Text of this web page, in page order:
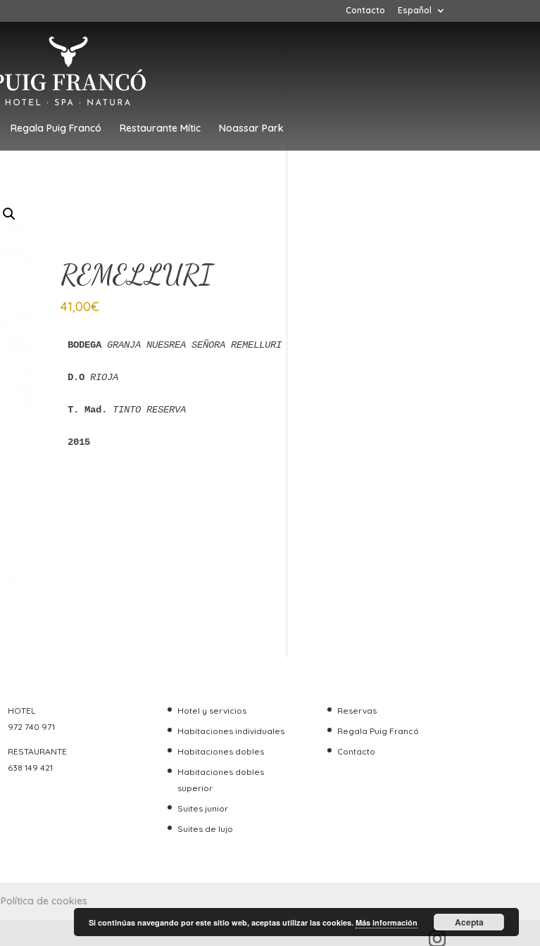
Contacto Español
Regala Puig Francó Restaurante Mític Noassar Park
REMELLURI
41,00€
BODEGA GRANJA NUESREA SEÑORA REMELLURI
D.O RIOJA
T. Mad. TINTO RESERVA
2015
HOTEL
972 740 971
RESTAURANTE
638 149 421
Hotel y servicios
Habitaciones individuales
Habitaciones dobles
Habitaciones dobles
superior
Suites junior
Suites de lujo
Reservas
Regala Puig Francó
Contacto
Política de cookies
Si continúas navegando por este sitio web, aceptas utilizar las cookies. Más información Acepta